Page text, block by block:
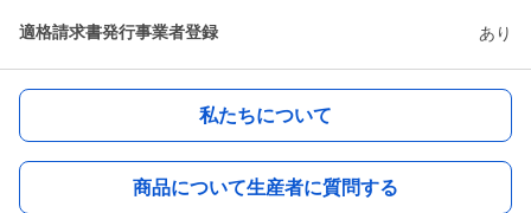
適格請求書発行事業者登録 あり
私たちについて
商品について生産者に質問する